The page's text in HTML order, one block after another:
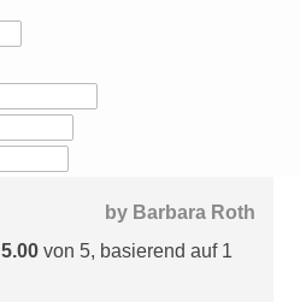
by Barbara Roth
5.00von 5, basierend auf 1